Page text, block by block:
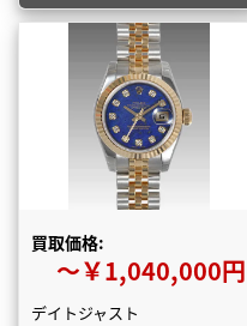
買取価格:
〜￥1,040,000円
デイトジャスト